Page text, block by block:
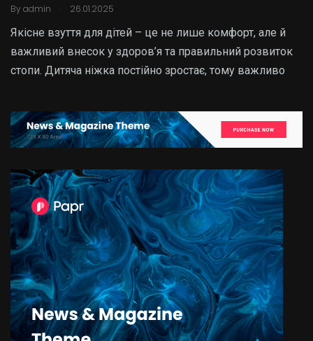
By admin . 26.01.2025
Якісне взуття для дітей – це не лише комфорт, але й
важливий внесок у здоров’я та правильний розвиток
стопи. Дитяча ніжка постійно зростає, тому важливо